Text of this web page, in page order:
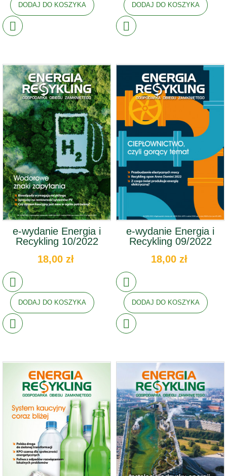
DODAJ DO KOSZYKA DODAJ DO KOSZYKA
e-wydanie Energia i
Recykling 10/2022
18,00 zł
DODAJ DO KOSZYKA
e-wydanie Energia i
Recykling 09/2022
18,00 zł
DODAJ DO KOSZYKA